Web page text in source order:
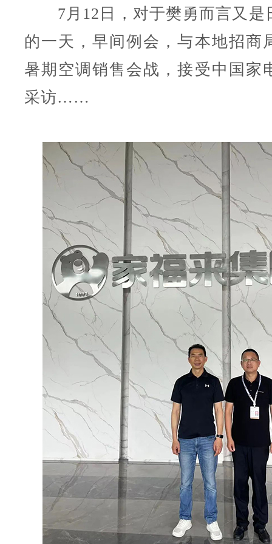
7月12日，对于樊勇而言又是
的一天，早间例会，与本地招商
暑期空调销售会战，接受中国家
采访……